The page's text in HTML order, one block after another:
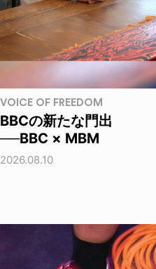
VOICE OF FREEDOM
BBCの新たな門出
──BBC × MBM
2026.08.10